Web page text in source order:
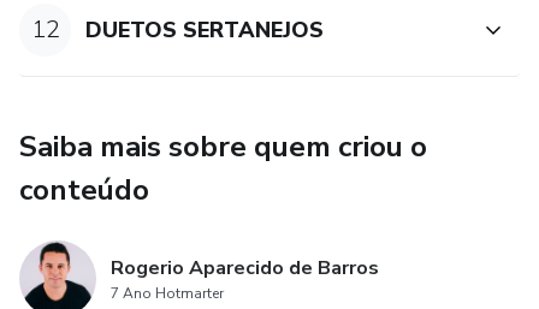
12 DUETOS SERTANEJOS
Saiba mais sobre quem criou o
conteúdo
Rogerio Aparecido de Barros
7 Ano Hotmarter